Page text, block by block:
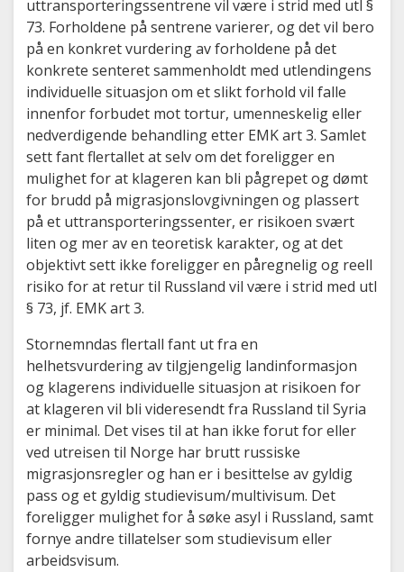
uttransporteringssentrene vil være i strid med utl §
73. Forholdene på sentrene varierer, og det vil bero
på en konkret vurdering av forholdene på det
konkrete senteret sammenholdt med utlendingens
individuelle situasjon om et slikt forhold vil falle
innenfor forbudet mot tortur, umenneskelig eller
nedverdigende behandling etter EMK art 3. Samlet
sett fant flertallet at selv om det foreligger en
mulighet for at klageren kan bli pågrepet og dømt
for brudd på migrasjonslovgivningen og plassert
på et uttransporteringssenter, er risikoen svært
liten og mer av en teoretisk karakter, og at det
objektivt sett ikke foreligger en påregnelig og reell
risiko for at retur til Russland vil være i strid med utl
§ 73, jf. EMK art 3.
Stornemndas flertall fant ut fra en
helhetsvurdering av tilgjengelig landinformasjon
og klagerens individuelle situasjon at risikoen for
at klageren vil bli videresendt fra Russland til Syria
er minimal. Det vises til at han ikke forut for eller
ved utreisen til Norge har brutt russiske
migrasjonsregler og han er i besittelse av gyldig
pass og et gyldig studievisum/multivisum. Det
foreligger mulighet for å søke asyl i Russland, samt
fornye andre tillatelser som studievisum eller
arbeidsvisum.